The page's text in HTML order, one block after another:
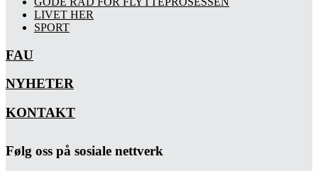
LIVET HER
SPORT
FAU
NYHETER
KONTAKT
Følg oss på sosiale nettverk